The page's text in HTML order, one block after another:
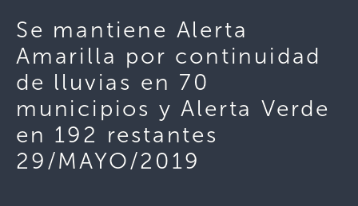
Se mantiene Alerta
Amarilla por continuidad
de lluvias en 70
municipios y Alerta Verde
en 192 restantes
29/MAYO/2019